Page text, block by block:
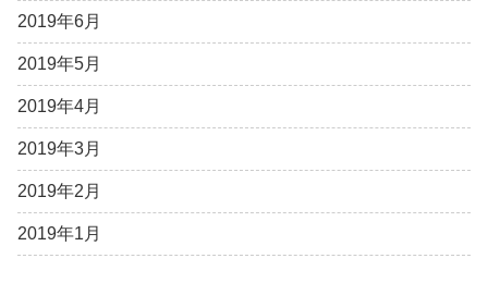
2019年6月
2019年5月
2019年4月
2019年3月
2019年2月
2019年1月